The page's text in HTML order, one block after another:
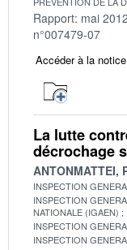
Rapport: mai 2012
n°007479-07
Accéder à la notice
La lutte
décrochage
ANTONMATTEI,
INSPECTION
INSPECTION
NATIONALE (IGAEN)
INSPECTION
INSPECTION